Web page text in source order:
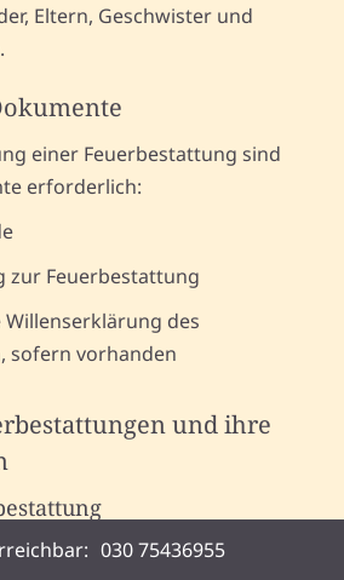
Eltern, Geschwister und
einer Feuerbestattung sind
erforderlich:
zur Feuerbestattung
Willenserklärung des
sofern vorhanden
und ihre
Feuerbestattung wird die Urne
030 75436955